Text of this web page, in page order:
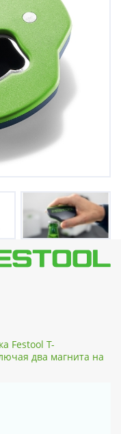
Festool T-
два магнита на